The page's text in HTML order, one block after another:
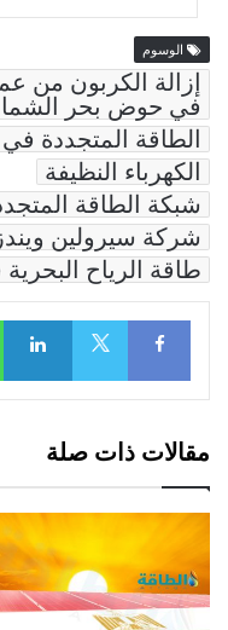
الوسوم
إزالة الكربون من
في حوض بحر
الطاقة المتجددة
الكهرباء النظيفة
شبكة الطاقة
شركة سيرولين ويندز
طاقة الرياح
Facebook
مقالات ذات صلة